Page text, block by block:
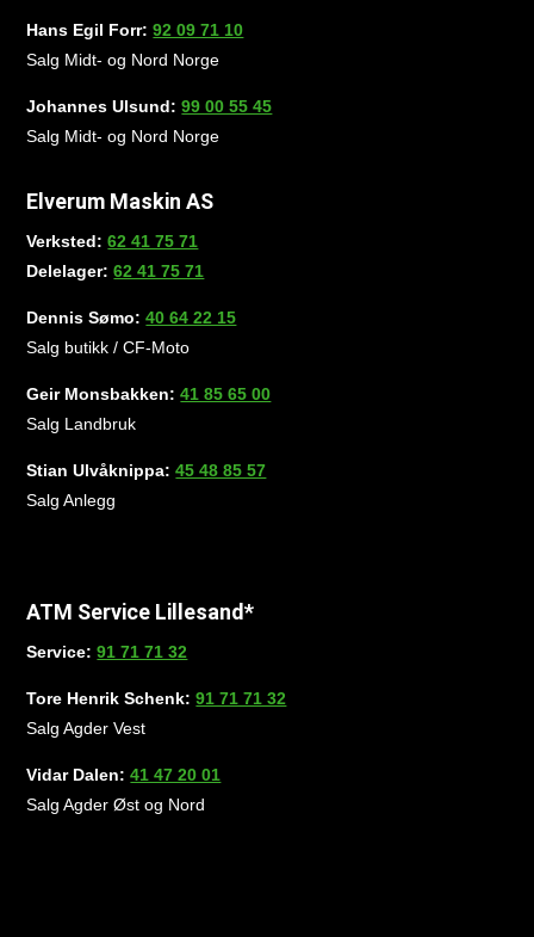
Hans Egil Forr:92 09 71 10
Salg Midt- og Nord Norge
Johannes Ulsund:99 00 55 45
Salg Midt- og Nord Norge
Elverum Maskin AS
Verksted:62 41 75 71
Delelager:62 41 75 71
Dennis Sømo:40 64 22 15
Salg butikk / CF-Moto
Geir Monsbakken:41 85 65 00
Salg Landbruk
Stian Ulvåknippa:45 48 85 57
Salg Anlegg
ATM Service Lillesand*
Service:91 71 71 32
Tore Henrik Schenk:91 71 71 32
Salg Agder Vest
Vidar Dalen:41 47 20 01
Salg Agder Øst og Nord